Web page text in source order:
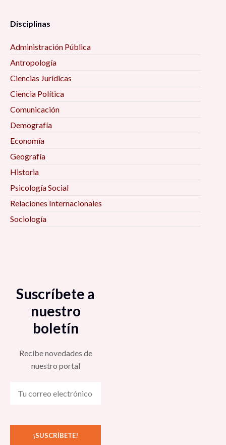
Disciplinas
Administración Pública
Antropología
Ciencias Jurídicas
Ciencia Política
Comunicación
Demografía
Economía
Geografía
Historia
Psicología Social
Relaciones Internacionales
Sociología
Suscríbete a
nuestro
boletín
Recibe novedades de
nuestro portal